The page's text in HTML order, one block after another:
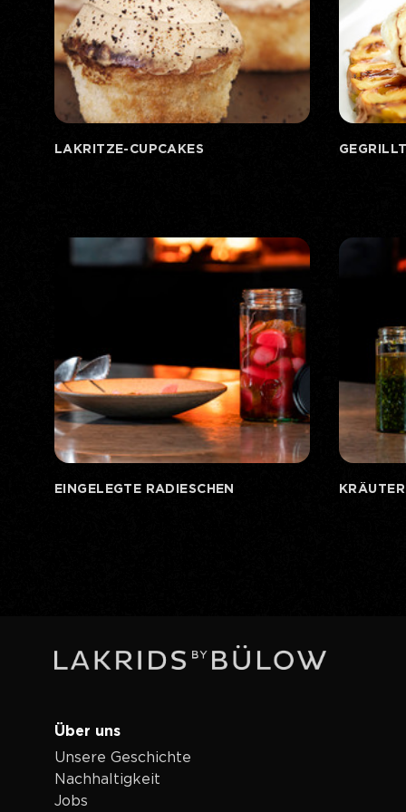
LAKRITZE-CUPCAKES
EINGELEGTE RADIESCHEN
Über uns
Unsere Geschichte
Nachhaltigkeit
Jobs